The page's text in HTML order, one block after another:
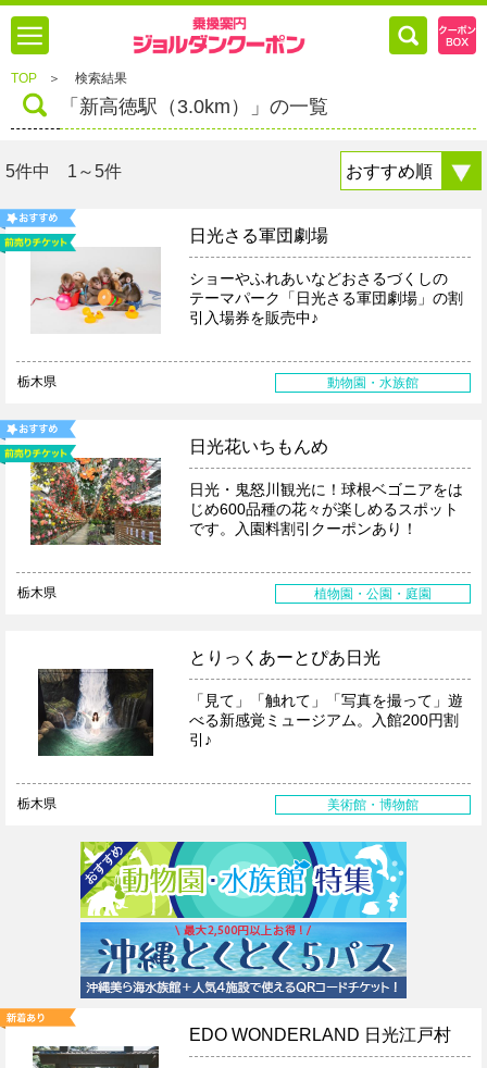
TOP ＞ 検索結果
「新高徳駅（3.0km）」の一覧
5件中 1～5件
日光さる軍団劇場
ショーやふれあいなどおさるづくしの
テーマパーク「日光さる軍団劇場」の割
引入場券を販売中♪
栃木県 動物園・水族館
日光花いちもんめ
日光・鬼怒川観光に！球根ベゴニアをは
じめ600品種の花々が楽しめるスポット
です。入園料割引クーポンあり！
栃木県 植物園・公園・庭園
とりっくあーとぴあ日光
「見て」「触れて」「写真を撮って」遊
べる新感覚ミュージアム。入館200円割
引♪
栃木県 美術館・博物館
EDO WONDERLAND 日光江戸村